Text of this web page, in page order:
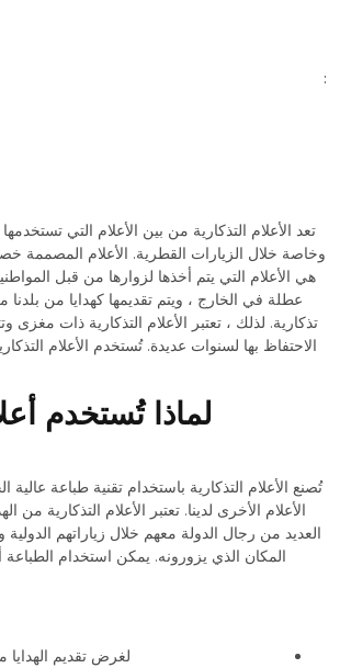
تعد الأعلام التذكارية من بين الأعلام التي
وخاصة خلال الزيارات القطرية. الأعلام المصممة
هي الأعلام التي يتم أخذها لزوارها من قبل
عطلة في الخارج ، ويتم تقديمها كهدايا من
تذكارية. لذلك ، تعتبر الأعلام التذكارية ذات مغزى
الاحتفاظ بها لسنوات عديدة. تُستخدم الأعلام
لماذا تُستخدم
تُصنع الأعلام التذكارية باستخدام تقنية طباعة عالية
الأعلام الأخرى لدينا. تعتبر الأعلام التذكارية من
العديد من رجال الدولة معهم خلال زياراتهم
المكان الذي يزورونه. يمكن استخدام الطباعة
لغرض تقديم